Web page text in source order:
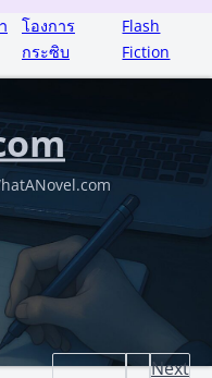
โองการ
กระซิบ
Flash
Fiction
Next